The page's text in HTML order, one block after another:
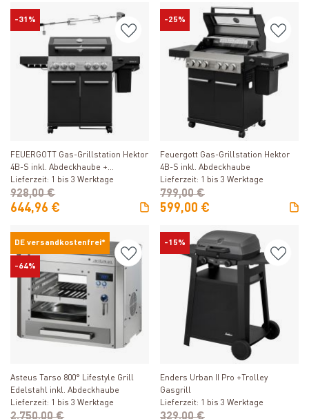
-31%
Produkt ansehen
FEUERGOTT Gas-Grillstation Hektor
4B-S inkl. Abdeckhaube +
Drehspieß
Lieferzeit: 1 bis 3 Werktage
644,96 €
928,00 €
-25%
Produkt ansehen
Feuergott Gas-Grillstation Hektor
4B-S inkl. Abdeckhaube
Lieferzeit: 1 bis 3 Werktage
599,00 €
799,00 €
DE versandkostenfrei*
-64%
Asteus Tarso 800° Lifestyle Grill
Edelstahl inkl. Abdeckhaube
Lieferzeit: 1 bis 3 Werktage
2.750,00 €
-15%
Produkt ansehen
Enders Urban II Pro +Trolley
Gasgrill
Lieferzeit: 1 bis 3 Werktage
329,00 €